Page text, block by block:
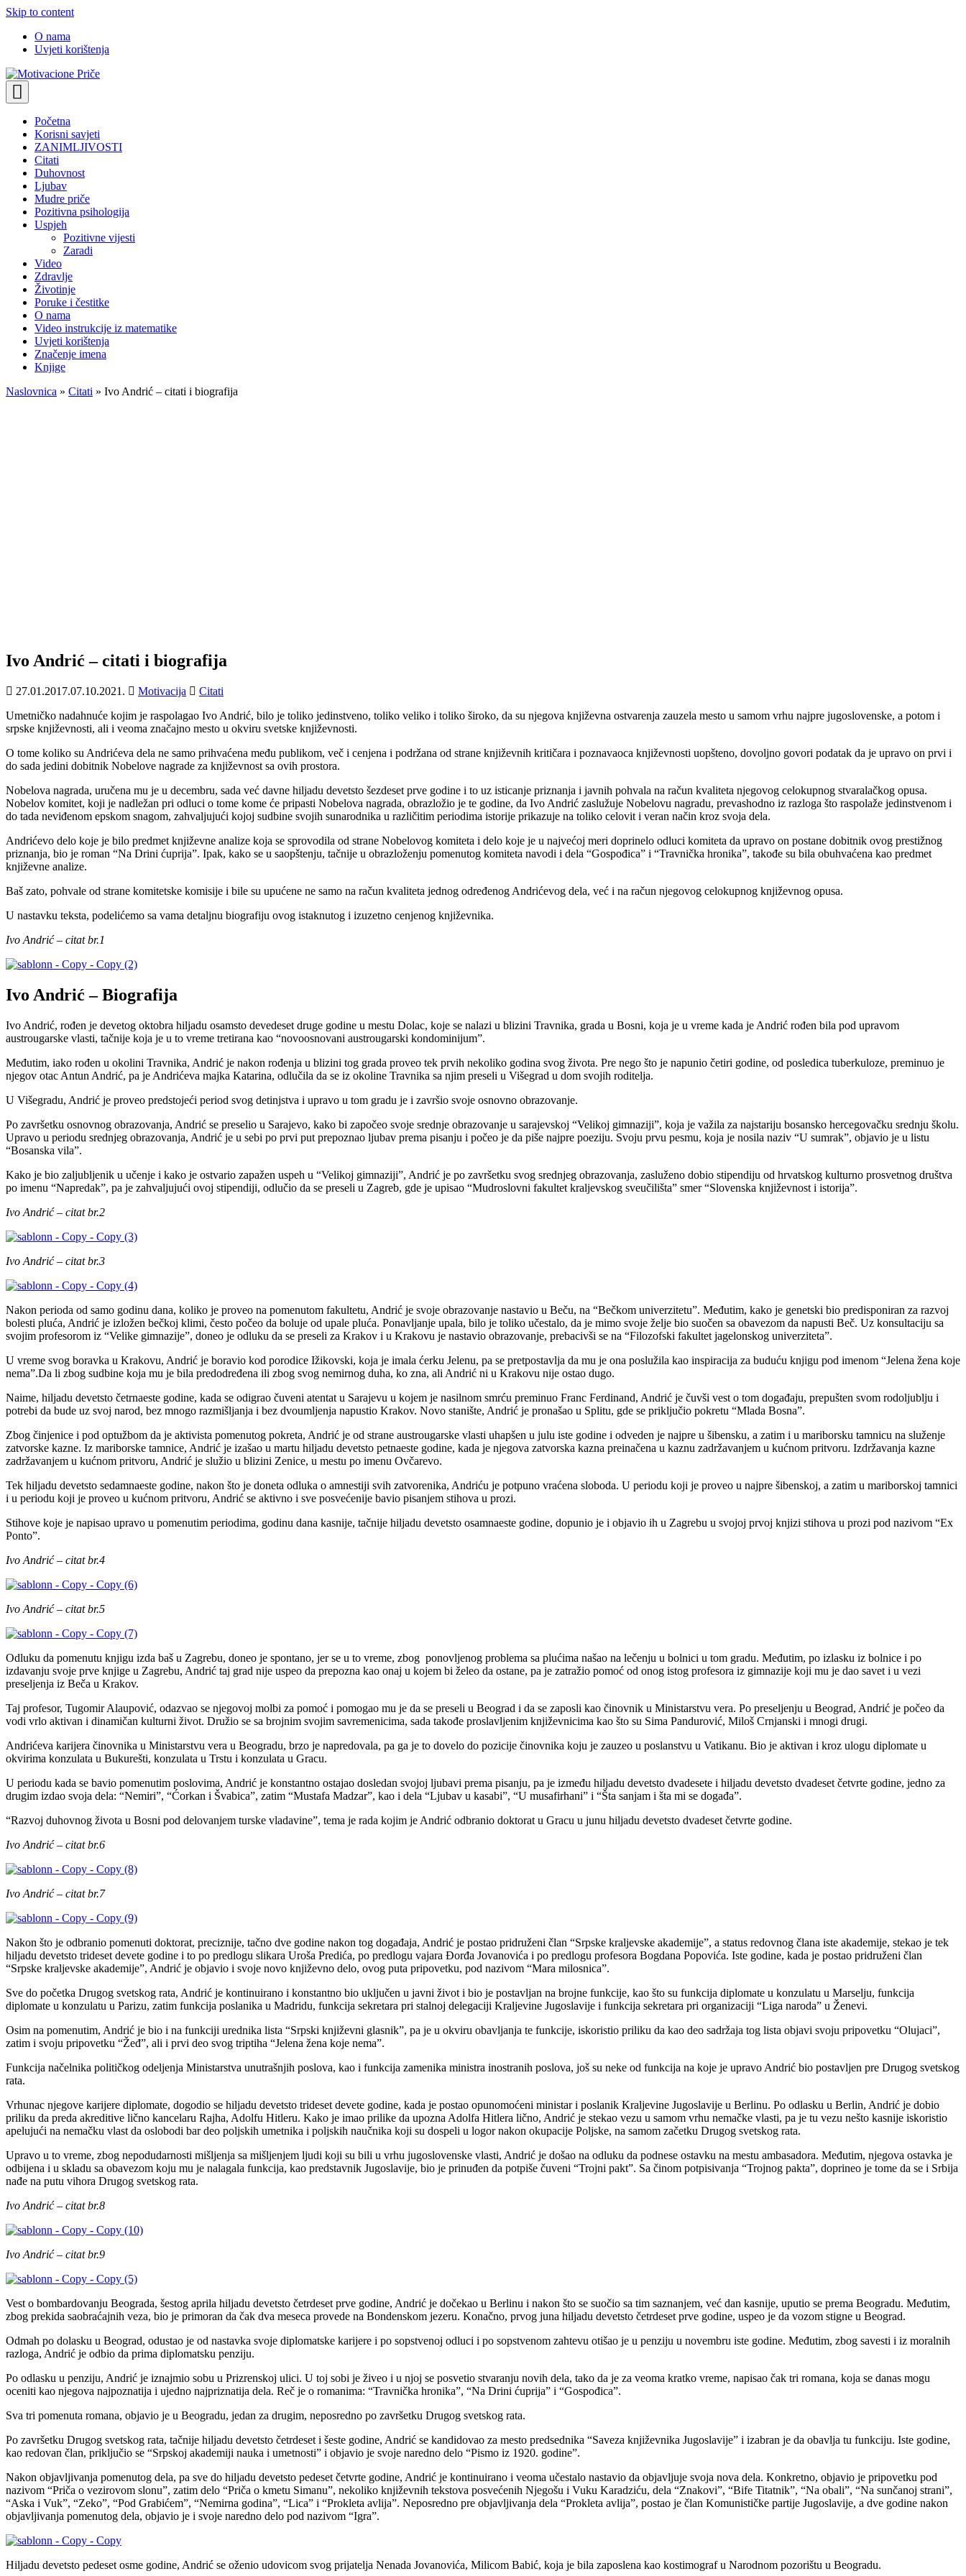
Skip to content
O nama
Uvjeti korištenja
Motivacione Priče
Mudre priče o životu i poučne priče o životu
Početna
Korisni savjeti
ZANIMLJIVOSTI
Citati
Duhovnost
Ljubav
Mudre priče
Pozitivna psihologija
Uspjeh
Pozitivne vijesti
Zaradi
Video
Zdravlje
Životinje
Poruke i čestitke
O nama
Video instrukcije iz matematike
Uvjeti korištenja
Značenje imena
Knjige
Naslovnica » Citati » Ivo Andrić – citati i biografija
Ivo Andrić – citati i biografija
27.01.2017.07.10.2021. Motivacija
Citati
Umetničko nadahnuće kojim je raspolagao Ivo Andrić, bilo je toliko jedinstveno, toliko veliko i toliko široko, da su njegova književna ostvarenja zauzela mesto u samom vrhu najpre jugoslovenske, a potom i
srpske književnosti, ali i veoma značajno mesto u okviru svetske književnosti.
O tome koliko su Andrićeva dela ne samo prihvaćena među publikom, več i cenjena i podržana od strane književnih kritičara i poznavaoca književnosti uopšteno, dovoljno govori podatak da je upravo on prvi i
do sada jedini dobitnik Nobelove nagrade za književnost sa ovih prostora.
Nobelova nagrada, uručena mu je u decembru, sada već davne hiljadu devetsto šezdeset prve godine i to uz isticanje priznanja i javnih pohvala na račun kvaliteta njegovog celokupnog stvaralačkog opusa.
Nobelov komitet, koji je nadležan pri odluci o tome kome će pripasti Nobelova nagrada, obrazložio je te godine, da Ivo Andrić zaslužuje Nobelovu nagradu, prevashodno iz razloga što raspolaže jedinstvenom i
do tada neviđenom epskom snagom, zahvaljujući kojoj sudbine svojih sunarodnika u različitim periodima istorije prikazuje na toliko celovit i veran način kroz svoja dela.
Andrićevo delo koje je bilo predmet književne analize koja se sprovodila od strane Nobelovog komiteta i delo koje je u najvećoj meri doprinelo odluci komiteta da upravo on postane dobitnik ovog prestižnog
priznanja, bio je roman “Na Drini ćuprija”. Ipak, kako se u saopštenju, tačnije u obrazloženju pomenutog komiteta navodi i dela “Gospođica” i “Travnička hronika”, takođe su bila obuhvaćena kao predmet
književne analize.
Baš zato, pohvale od strane komitetske komisije i bile su upućene ne samo na račun kvaliteta jednog određenog Andrićevog dela, već i na račun njegovog celokupnog književnog opusa.
U nastavku teksta, podelićemo sa vama detaljnu biografiju ovog istaknutog i izuzetno cenjenog književnika.
Ivo Andrić – citat br.1
Ivo Andrić – Biografija
Ivo Andrić, rođen je devetog oktobra hiljadu osamsto devedeset druge godine u mestu Dolac, koje se nalazi u blizini Travnika, grada u Bosni, koja je u vreme kada je Andrić rođen bila pod upravom
austrougarske vlasti, tačnije koja je u to vreme tretirana kao “novoosnovani austrougarski kondominijum”.
Međutim, iako rođen u okolini Travnika, Andrić je nakon rođenja u blizini tog grada proveo tek prvih nekoliko godina svog života. Pre nego što je napunio četiri godine, od posledica tuberkuloze, preminuo je
njegov otac Antun Andrić, pa je Andrićeva majka Katarina, odlučila da se iz okoline Travnika sa njim preseli u Višegrad u dom svojih roditelja.
U Višegradu, Andrić je proveo predstojeći period svog detinjstva i upravo u tom gradu je i završio svoje osnovno obrazovanje.
Po završetku osnovnog obrazovanja, Andrić se preselio u Sarajevo, kako bi započeo svoje srednje obrazovanje u sarajevskoj “Velikoj gimnaziji”, koja je važila za najstariju bosansko hercegovačku srednju školu.
Upravo u periodu srednjeg obrazovanja, Andrić je u sebi po prvi put prepoznao ljubav prema pisanju i počeo je da piše najpre poeziju. Svoju prvu pesmu, koja je nosila naziv “U sumrak”, objavio je u listu
“Bosanska vila”.
Kako je bio zaljubljenik u učenje i kako je ostvario zapažen uspeh u “Velikoj gimnaziji”, Andrić je po završetku svog srednjeg obrazovanja, zasluženo dobio stipendiju od hrvatskog kulturno prosvetnog društva
po imenu “Napredak”, pa je zahvaljujući ovoj stipendiji, odlučio da se preseli u Zagreb, gde je upisao “Mudroslovni fakultet kraljevskog sveučilišta” smer “Slovenska književnost i istorija”.
Ivo Andrić – citat br.2
Ivo Andrić – citat br.3
Nakon perioda od samo godinu dana, koliko je proveo na pomenutom fakultetu, Andrić je svoje obrazovanje nastavio u Beču, na “Bečkom univerzitetu”. Međutim, kako je genetski bio predisponiran za razvoj
bolesti pluća, Andrić je izložen bečkoj klimi, često počeo da boluje od upale pluća. Ponavljanje upala, bilo je toliko učestalo, da je mimo svoje želje bio suočen sa obavezom da napusti Beč. Uz konsultaciju sa
svojim profesorom iz “Velike gimnazije”, doneo je odluku da se preseli za Krakov i u Krakovu je nastavio obrazovanje, prebacivši se na “Filozofski fakultet jagelonskog univerziteta”.
U vreme svog boravka u Krakovu, Andrić je boravio kod porodice Ižikovski, koja je imala ćerku Jelenu, pa se pretpostavlja da mu je ona poslužila kao inspiracija za buduću knjigu pod imenom “Jelena žena koje
nema”.Da li zbog sudbine koja mu je bila predodređena ili zbog svog nemirnog duha, ko zna, ali Andrić ni u Krakovu nije ostao dugo.
Naime, hiljadu devetsto četrnaeste godine, kada se odigrao čuveni atentat u Sarajevu u kojem je nasilnom smrću preminuo Franc Ferdinand, Andrić je čuvši vest o tom događaju, prepušten svom rodoljublju i
potrebi da bude uz svoj narod, bez mnogo razmišljanja i bez dvoumljenja napustio Krakov. Novo stanište, Andrić je pronašao u Splitu, gde se priključio pokretu “Mlada Bosna”.
Zbog činjenice i pod optužbom da je aktivista pomenutog pokreta, Andrić je od strane austrougarske vlasti uhapšen u julu iste godine i odveden je najpre u šibensku, a zatim i u mariborsku tamnicu na služenje
zatvorske kazne. Iz mariborske tamnice, Andrić je izašao u martu hiljadu devetsto petnaeste godine, kada je njegova zatvorska kazna preinačena u kaznu zadržavanjem u kućnom pritvoru. Izdržavanja kazne
zadržavanjem u kućnom pritvoru, Andrić je služio u blizini Zenice, u mestu po imenu Ovčarevo.
Tek hiljadu devetsto sedamnaeste godine, nakon što je doneta odluka o amnestiji svih zatvorenika, Andriću je potpuno vraćena sloboda. U periodu koji je proveo u najpre šibenskoj, a zatim u mariborskoj tamnici
i u periodu koji je proveo u kućnom pritvoru, Andrić se aktivno i sve posvećenije bavio pisanjem stihova u prozi.
Stihove koje je napisao upravo u pomenutim periodima, godinu dana kasnije, tačnije hiljadu devetsto osamnaeste godine, dopunio je i objavio ih u Zagrebu u svojoj prvoj knjizi stihova u prozi pod nazivom “Ex
Ponto”.
Ivo Andrić – citat br.4
Ivo Andrić – citat br.5
Odluku da pomenutu knjigu izda baš u Zagrebu, doneo je spontano, jer se u to vreme, zbog ponovljenog problema sa plućima našao na lečenju u bolnici u tom gradu. Međutim, po izlasku iz bolnice i po
izdavanju svoje prve knjige u Zagrebu, Andrić taj grad nije uspeo da prepozna kao onaj u kojem bi želeo da ostane, pa je zatražio pomoć od onog istog profesora iz gimnazije koji mu je dao savet i u vezi
preseljenja iz Beča u Krakov.
Taj profesor, Tugomir Alaupović, odazvao se njegovoj molbi za pomoć i pomogao mu je da se preseli u Beograd i da se zaposli kao činovnik u Ministarstvu vera. Po preseljenju u Beograd, Andrić je počeo da
vodi vrlo aktivan i dinamičan kulturni život. Družio se sa brojnim svojim savremenicima, sada takođe proslavljenim književnicima kao što su Sima Pandurović, Miloš Crnjanski i mnogi drugi.
Andrićeva karijera činovnika u Ministarstvu vera u Beogradu, brzo je napredovala, pa ga je to dovelo do pozicije činovnika koju je zauzeo u poslanstvu u Vatikanu. Bio je aktivan i kroz ulogu diplomate u
okvirima konzulata u Bukurešti, konzulata u Trstu i konzulata u Gracu.
U periodu kada se bavio pomenutim poslovima, Andrić je konstantno ostajao dosledan svojoj ljubavi prema pisanju, pa je između hiljadu devetsto dvadesete i hiljadu devetsto dvadeset četvrte godine, jedno za
drugim izdao svoja dela: “Nemiri”, “Ćorkan i Švabica”, zatim “Mustafa Madzar”, kao i dela “Ljubav u kasabi”, “U musafirhani” i “Šta sanjam i šta mi se događa”.
“Razvoj duhovnog života u Bosni pod delovanjem turske vladavine”, tema je rada kojim je Andrić odbranio doktorat u Gracu u junu hiljadu devetsto dvadeset četvrte godine.
Ivo Andrić – citat br.6
Ivo Andrić – citat br.7
Nakon što je odbranio pomenuti doktorat, preciznije, tačno dve godine nakon tog događaja, Andrić je postao pridruženi član “Srpske kraljevske akademije”, a status redovnog člana iste akademije, stekao je tek
hiljadu devetsto trideset devete godine i to po predlogu slikara Uroša Predića, po predlogu vajara Đorđa Jovanovića i po predlogu profesora Bogdana Popovića. Iste godine, kada je postao pridruženi član
“Srpske kraljevske akademije”, Andrić je objavio i svoje novo književno delo, ovog puta pripovetku, pod nazivom “Mara milosnica”.
Sve do početka Drugog svetskog rata, Andrić je kontinuirano i konstantno bio uključen u javni život i bio je postavljan na brojne funkcije, kao što su funkcija diplomate u konzulatu u Marselju, funkcija
diplomate u konzulatu u Parizu, zatim funkcija poslanika u Madridu, funkcija sekretara pri stalnoj delegaciji Kraljevine Jugoslavije i funkcija sekretara pri organizaciji “Liga naroda” u Ženevi.
Osim na pomenutim, Andrić je bio i na funkciji urednika lista “Srpski književni glasnik”, pa je u okviru obavljanja te funkcije, iskoristio priliku da kao deo sadržaja tog lista objavi svoju pripovetku “Olujaci”,
zatim i svoju pripovetku “Žeđ”, ali i prvi deo svog triptiha “Jelena žena koje nema”.
Funkcija načelnika političkog odeljenja Ministarstva unutrašnjih poslova, kao i funkcija zamenika ministra inostranih poslova, još su neke od funkcija na koje je upravo Andrić bio postavljen pre Drugog svetskog
rata.
Vrhunac njegove karijere diplomate, dogodio se hiljadu devetsto trideset devete godine, kada je postao opunomoćeni ministar i poslanik Kraljevine Jugoslavije u Berlinu. Po odlasku u Berlin, Andrić je dobio
priliku da preda akreditive lično kancelaru Rajha, Adolfu Hitleru. Kako je imao prilike da upozna Adolfa Hitlera lično, Andrić je stekao vezu u samom vrhu nemačke vlasti, pa je tu vezu nešto kasnije iskoristio
apelujući na nemačku vlast da oslobodi bar deo poljskih umetnika i poljskih naučnika koji su dospeli u logor nakon okupacije Poljske, na samom začetku Drugog svetskog rata.
Upravo u to vreme, zbog nepodudarnosti mišljenja sa mišljenjem ljudi koji su bili u vrhu jugoslovenske vlasti, Andrić je došao na odluku da podnese ostavku na mestu ambasadora. Međutim, njegova ostavka je
odbijena i u skladu sa obavezom koju mu je nalagala funkcija, kao predstavnik Jugoslavije, bio je prinuđen da potpiše čuveni “Trojni pakt”. Sa činom potpisivanja “Trojnog pakta”, doprineo je tome da se i Srbija
nađe na putu vihora Drugog svetskog rata.
Ivo Andrić – citat br.8
Ivo Andrić – citat br.9
Vest o bombardovanju Beograda, šestog aprila hiljadu devetsto četrdeset prve godine, Andrić je dočekao u Berlinu i nakon što se suočio sa tim saznanjem, već dan kasnije, uputio se prema Beogradu. Međutim,
zbog prekida saobraćajnih veza, bio je primoran da čak dva meseca provede na Bondenskom jezeru. Konačno, prvog juna hiljadu devetsto četrdeset prve godine, uspeo je da vozom stigne u Beograd.
Odmah po dolasku u Beograd, odustao je od nastavka svoje diplomatske karijere i po sopstvenoj odluci i po sopstvenom zahtevu otišao je u penziju u novembru iste godine. Međutim, zbog savesti i iz moralnih
razloga, Andrić je odbio da prima diplomatsku penziju.
Po odlasku u penziju, Andrić je iznajmio sobu u Prizrenskoj ulici. U toj sobi je živeo i u njoj se posvetio stvaranju novih dela, tako da je za veoma kratko vreme, napisao čak tri romana, koja se danas mogu
oceniti kao njegova najpoznatija i ujedno najpriznatija dela. Reč je o romanima: “Travnička hronika”, “Na Drini ćuprija” i “Gospođica”.
Sva tri pomenuta romana, objavio je u Beogradu, jedan za drugim, neposredno po završetku Drugog svetskog rata.
Po završetku Drugog svetskog rata, tačnije hiljadu devetsto četrdeset i šeste godine, Andrić se kandidovao za mesto predsednika “Saveza književnika Jugoslavije” i izabran je da obavlja tu funkciju. Iste godine,
kao redovan član, priključio se “Srpskoj akademiji nauka i umetnosti” i objavio je svoje naredno delo “Pismo iz 1920. godine”.
Nakon objavljivanja pomenutog dela, pa sve do hiljadu devetsto pedeset četvrte godine, Andrić je kontinuirano i veoma učestalo nastavio da objavljuje svoja nova dela. Konkretno, objavio je pripovetku pod
nazivom “Priča o vezirovom slonu”, zatim delo “Priča o kmetu Simanu”, nekoliko književnih tekstova posvećenih Njegošu i Vuku Karadziću, dela “Znakovi”, “Bife Titatnik”, “Na obali”, “Na sunčanoj strani”,
“Aska i Vuk”, “Zeko”, “Pod Grabićem”, “Nemirna godina”, “Lica” i “Prokleta avlija”. Neposredno pre objavljivanja dela “Prokleta avlija”, postao je član Komunističke partije Jugoslavije, a dve godine nakon
objavljivanja pomenutog dela, objavio je i svoje naredno delo pod nazivom “Igra”.
Hiljadu devetsto pedeset osme godine, Andrić se oženio udovicom svog prijatelja Nenada Jovanovića, Milicom Babić, koja je bila zaposlena kao kostimograf u Narodnom pozorištu u Beogradu.